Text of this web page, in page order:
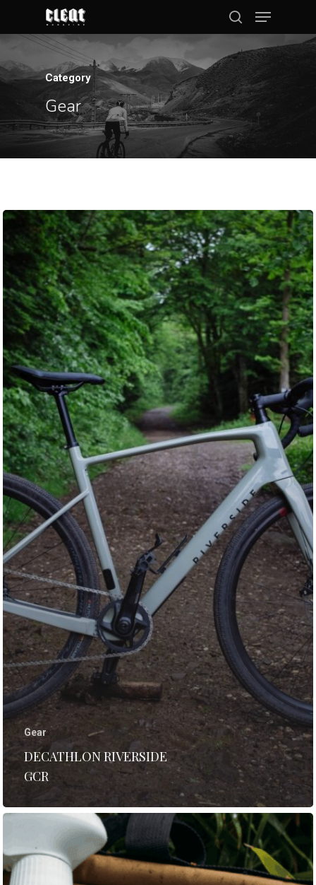
Hit enter to search or ESC to close
Category
Gear
Gear
DECATHLON RIVERSIDE
GCR
STORIES
INTERVIEWS
CULTURE